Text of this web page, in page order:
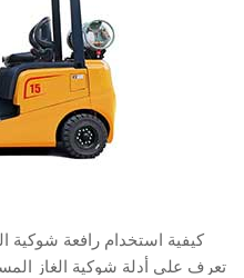
تعرف على أدلة شوكية الغاز